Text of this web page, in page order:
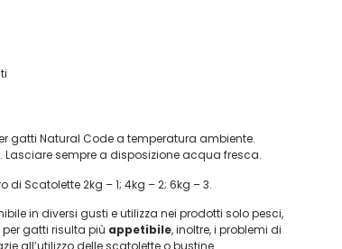
gatti Natural Code a temperatura ambiente.
Lasciare sempre a disposizione acqua fresca.
di Scatolette 2kg – 1; 4kg – 2; 6kg – 3.
in diversi gusti e utilizza nei prodotti solo pesci,
gatti risulta più appetibile, inoltre, i problemi di